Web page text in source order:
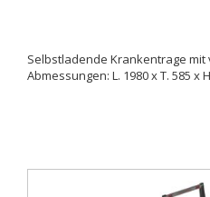
Selbstladende Krankentrage
Abmessungen: L. 1980 x T. 585 x